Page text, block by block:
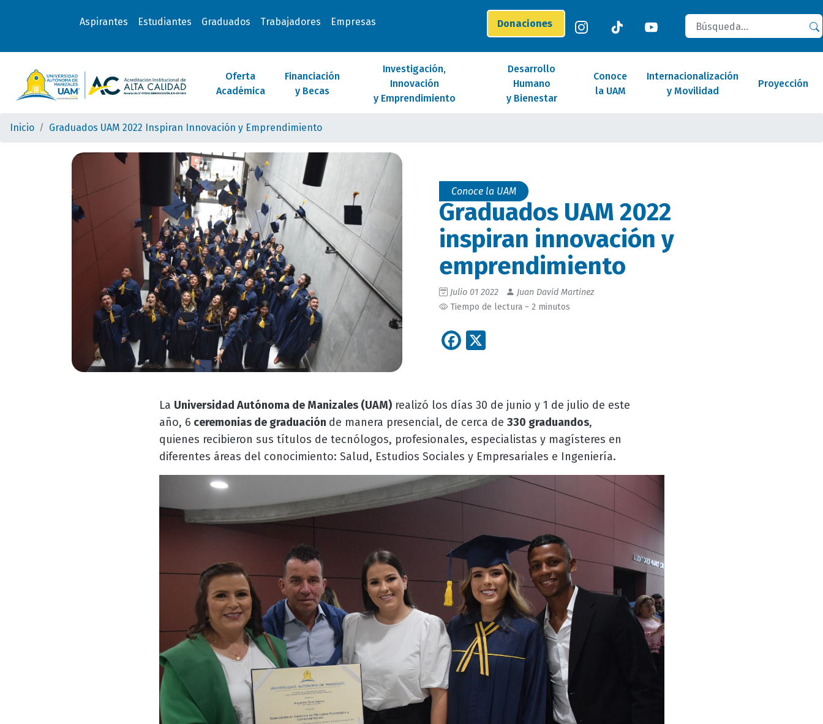
Aspirantes Estudiantes Graduados Trabajadores Empresas Donaciones
Buscar
Oferta
Académica
Financiación
y Becas
Investigación,
Innovación
y Emprendimiento
Desarrollo
Humano
y Bienestar
Conoce
la UAM
Internacionalización
y Movilidad
Proyección
Inicio Graduados UAM 2022 Inspiran Innovación y Emprendimiento
Conoce la UAM
Graduados UAM 2022
inspiran innovación y
emprendimiento
Julio 01 2022
Juan David Martinez
Tiempo de lectura ~ 2 minutos
Facebook
La Universidad Autónoma de Manizales (UAM)realizó los días 30 de junio y 1 de julio de este
año, 6 ceremonias de graduación de manera presencial, de cerca de 330 graduandos,
quienes recibieron sus títulos de tecnólogos, profesionales, especialistas y magísteres en
diferentes áreas del conocimiento: Salud, Estudios Sociales y Empresariales e Ingeniería.